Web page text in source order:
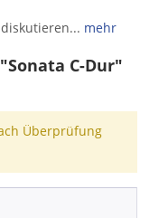
mehr
C-Dur"
Überprüfung